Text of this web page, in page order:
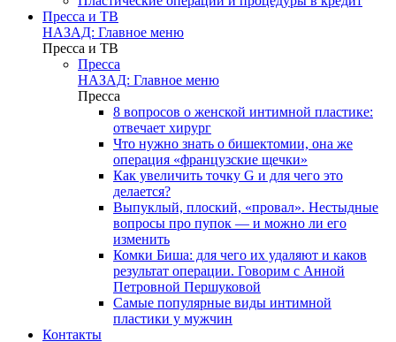
Пресса и ТВ
НАЗАД: Главное меню
Пресса и ТВ
Пресса
НАЗАД: Главное меню
Пресса
8 вопросов о женской интимной пластике:
отвечает хирург
Что нужно знать о бишектомии, она же
операция «французские щечки»
Как увеличить точку G и для чего это
делается?
Выпуклый, плоский, «провал». Нестыдные
вопросы про пупок — и можно ли его
изменить
Комки Биша: для чего их удаляют и каков
результат операции. Говорим с Анной
Петровной Першуковой
Самые популярные виды интимной
пластики у мужчин
Контакты